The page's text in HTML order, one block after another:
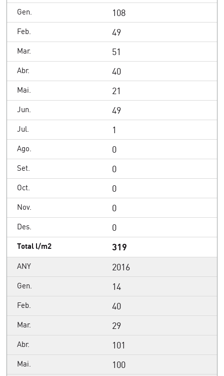
108
49
51
40
21
49
1
0
0
0
0
0
319
2016
14
40
29
101
100